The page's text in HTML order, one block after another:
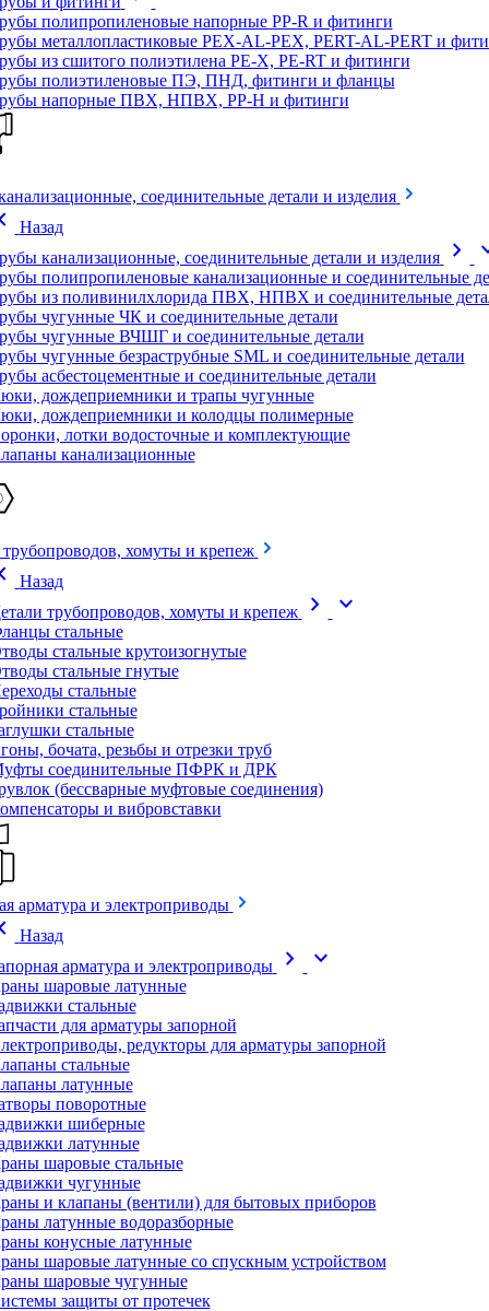
полипропиленовые напорные PP-R и фитинги
металлопластиковые PEX-AL-PEX, PERT-AL-PERT и
из сшитого полиэтилена PE-X, PE-RT и фитинги
полиэтиленовые ПЭ, ПНД, фитинги и фланцы
напорные ПВХ, НПВХ, PP-H и фитинги
соединительные детали и изделия
Назад
канализационные, соединительные детали и изделия
chevron_right
полипропиленовые канализационные и соединительные
из поливинилхлорида ПВХ, НПВХ и соединительные
чугунные ЧК и соединительные детали
чугунные ВЧШГ и соединительные детали
чугунные безраструбные SML и соединительные детали
асбестоцементные и соединительные детали
дождеприемники и трапы чугунные
дождеприемники и колодцы полимерные
лотки водосточные и комплектующие
канализационные
трубопроводов, хомуты и крепеж
Назад
трубопроводов, хомуты и крепеж
chevron_right expand_more
стальные
стальные крутоизогнутые
стальные гнутые
стальные
стальные
стальные
бочата, резьбы и отрезки труб
соединительные ПФРК и ДРК
(бессварные муфтовые соединения)
и вибровставки
арматура и электроприводы
Назад
арматура и электроприводы
chevron_right expand_more
шаровые латунные
стальные
для арматуры запорной
редукторы для арматуры запорной
стальные
латунные
поворотные
шиберные
латунные
шаровые стальные
чугунные
и клапаны (вентили) для бытовых приборов
латунные водоразборные
конусные латунные
шаровые латунные со спускным устройством
шаровые чугунные
защиты от протечек